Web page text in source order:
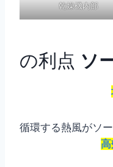
乾燥機内部
の利点 ソ
循環する熱風がソ